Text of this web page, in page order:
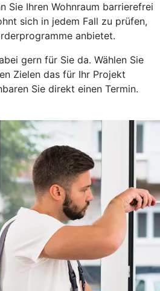
Sie Ihren Wohnraum barrierefrei
sich in jedem Fall zu prüfen,
anbietet.
gern für Sie da. Wählen Sie
Zielen das für Ihr Projekt
Sie direkt einen Termin.